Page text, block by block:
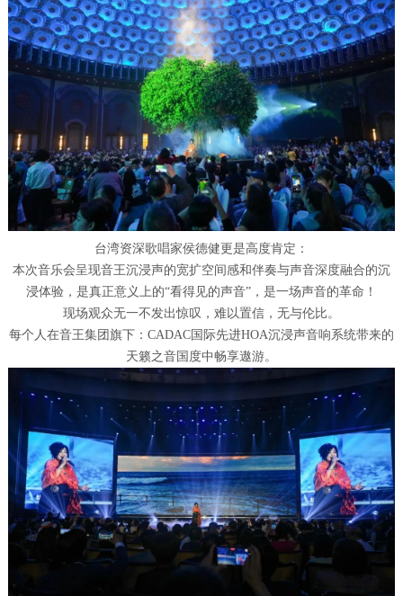
台湾资深歌唱家侯德健更是高度肯定：
本次音乐会呈现音王沉浸声的宽扩空间感和伴奏与声音深度融合的沉
浸体验，是真正意义上的“看得见的声音”，是一场声音的革命！
现场观众无一不发出惊叹，难以置信，无与伦比。
每个人在音王集团旗下：CADAC国际先进HOA沉浸声音响系统带来的
天籁之音国度中畅享遨游。